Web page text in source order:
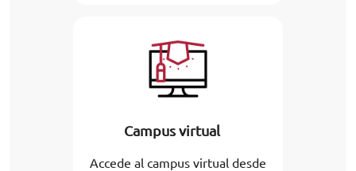
Campus virtual
Accede al campus virtual desde